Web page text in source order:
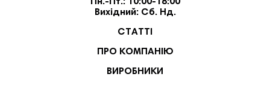
Вихідний: Сб. Нд.
СТАТТІ
ПРО КОМПАНІЮ
ВИРОБНИКИ